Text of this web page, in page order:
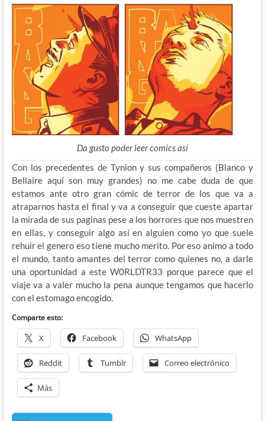
Da gusto poder leer comics así
Con los precedentes de Tynion y sus compañeros (Blanco y
Bellaire aquí son muy grandes) no me cabe duda de que
estamos ante otro gran cómic de terror de los que va a
atraparnos hasta el final y va a conseguir que cueste apartar
la mirada de sus paginas pese a los horrores que nos muestren
en ellas, y conseguir algo así en alguien como yo que suele
rehuir el genero eso tiene mucho merito. Por eso animo a todo
el mundo, tanto amantes del terror como quienes no, a darle
una oportunidad a este W0RLDTR33 porque parece que el
viaje va a valer mucho la pena aunque tengamos que hacerlo
con el estomago encogido.
Comparte esto:
X Facebook WhatsApp
Reddit Tumblr Correo electrónico
Más